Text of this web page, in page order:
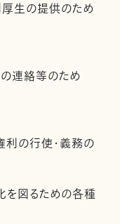
厚生の提供のため
連絡等のため
利の行使・義務の
を図るための各種